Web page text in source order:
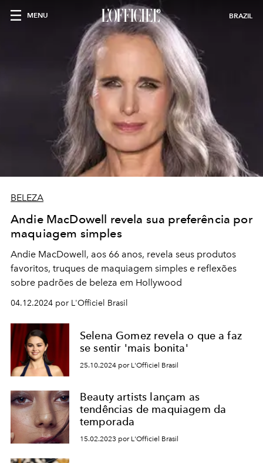
MENU BRAZIL
BELEZA
Andie MacDowell revela sua preferência por
maquiagem simples
Andie MacDowell, aos 66 anos, revela seus produtos
favoritos, truques de maquiagem simples e reflexões
sobre padrões de beleza em Hollywood
04.12.2024 por L'Officiel Brasil
Selena Gomez revela o que a faz
se sentir 'mais bonita'
25.10.2024 por L'Officiel Brasil
Beauty artists lançam as
tendências de maquiagem da
temporada
15.02.2023 por L'Officiel Brasil